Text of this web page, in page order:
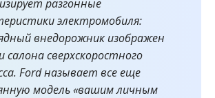
разгонные
электромобиля:
внедорожник изображен
салона сверхскоростного
Ford называет все еще
модель «вашим личным